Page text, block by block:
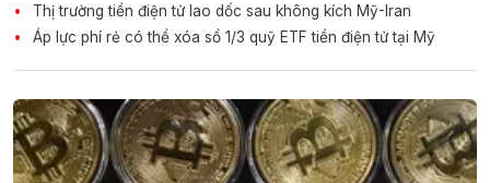
Thị trường tiền điện tử lao dốc sau không kích Mỹ-Iran
Áp lực phí rẻ có thể xóa sổ 1/3 quỹ ETF tiền điện tử tại Mỹ